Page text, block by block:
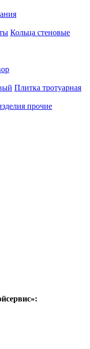
Кольца стеновые
Плитка тротуарная
прочие